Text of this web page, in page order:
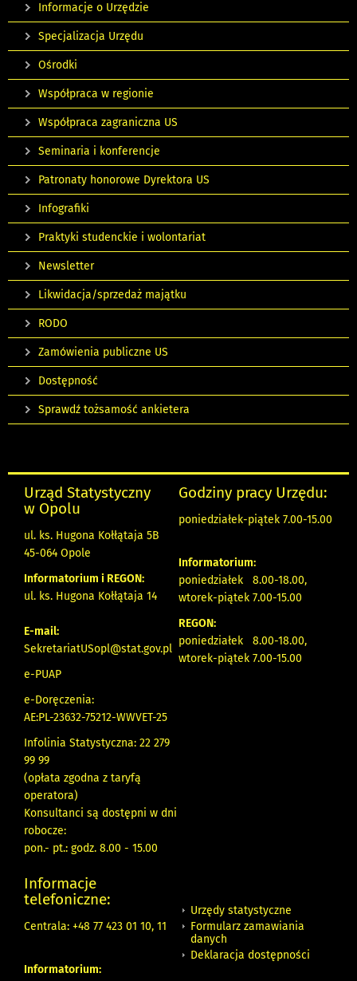
Informacje o Urzędzie
Specjalizacja Urzędu
Ośrodki
Współpraca w regionie
Współpraca zagraniczna US
Seminaria i konferencje
Patronaty honorowe Dyrektora US
Infografiki
Praktyki studenckie i wolontariat
Newsletter
Likwidacja/sprzedaż majątku
RODO
Zamówienia publiczne US
Dostępność
Sprawdź tożsamość ankietera
Urząd Statystyczny
w Opolu
ul. ks. Hugona Kołłątaja 5B
45-064 Opole
Informatorium i REGON:
ul. ks. Hugona Kołłątaja 14
E-mail:
SekretariatUSopl@stat.gov.pl
e-PUAP
e-Doręczenia:
AE:PL-23632-75212-WWVET-25
Infolinia Statystyczna: 22 279
99 99
(opłata zgodna z taryfą
operatora)
Konsultanci są dostępni w dni
robocze:
pon.- pt.: godz. 8.00 - 15.00
Godziny pracy Urzędu:
poniedziałek-piątek 7.00-15.00
Informatorium:
poniedziałek 8.00-18.00,
wtorek-piątek 7.00-15.00
REGON:
poniedziałek 8.00-18.00,
wtorek-piątek 7.00-15.00
Informacje
telefoniczne:
Centrala: +48 77 423 01 10, 11
Informatorium:
Urzędy statystyczne
Formularz zamawiania
danych
Deklaracja dostępności